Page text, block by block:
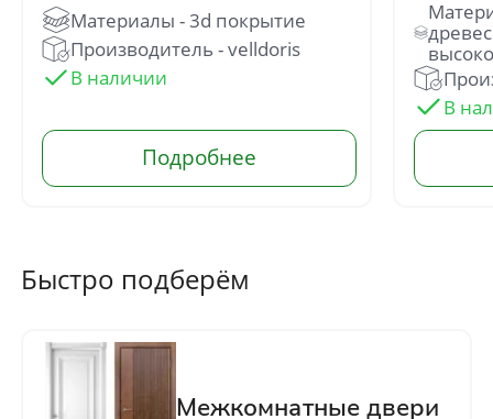
Производитель - velldoris
Быстро подберём